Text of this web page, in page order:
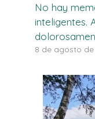
No hay
inteligentes.
8 de agosto de